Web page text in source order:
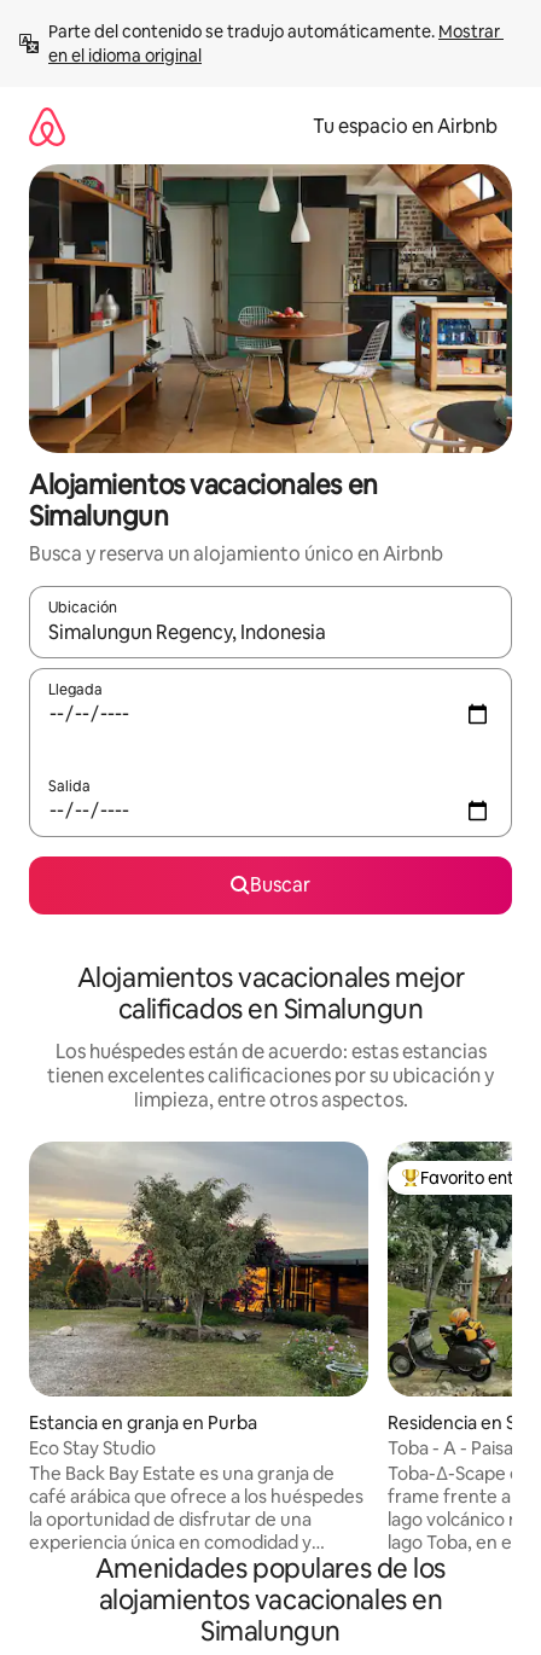
contenido
Parte del contenido se tradujo automáticamente. Mostrar
en el idioma original
Tu espacio en Airbnb
Alojamientos vacacionales en
Simalungun
Busca y reserva un alojamiento único en Airbnb
Ubicación
Cuando los resultados estén disponibles, podrás navegar
Llegada
Salida
Buscar
Alojamientos vacacionales mejor
calificados en Simalungun
Los huéspedes están de acuerdo: estas estancias
tienen excelentes calificaciones por su ubicación y
limpieza, entre otros aspectos.
Estancia en granja en Purba
Eco Stay Studio
The Back Bay Estate es una granja de
café arábica que ofrece a los huéspedes
la oportunidad de disfrutar de una
experiencia única en comodidad y
privacidad. Disfruta de majestuosas
vistas a las montañas y observa la vida
silvestre en el bosque circundante de
Siamang. Haz paseos y explora los
De los mejores
Favorito entre
Residencia en
Toba - A - Paisaje
Toba-∆-Scape es
frame frente al
lago volcánico
lago Toba, en el
Indonesia. La
Ganda, un
habitaciones
Amenidades populares de los
alojamientos vacacionales en
Simalungun